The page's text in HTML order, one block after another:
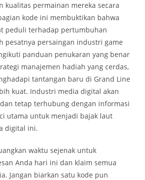
kualitas permainan mereka secara
kode ini membuktikan bahwa
peduli terhadap pertumbuhan
pesatnya persaingan industri game
panduan penukaran yang benar
manajemen hadiah yang cerdas,
tantangan baru di Grand Line
kuat. Industri media digital akan
tetap terhubung dengan informasi
utama untuk menjadi bajak laut
digital ini.
waktu sejenak untuk
Anda hari ini dan klaim semua
Jangan biarkan satu kode pun